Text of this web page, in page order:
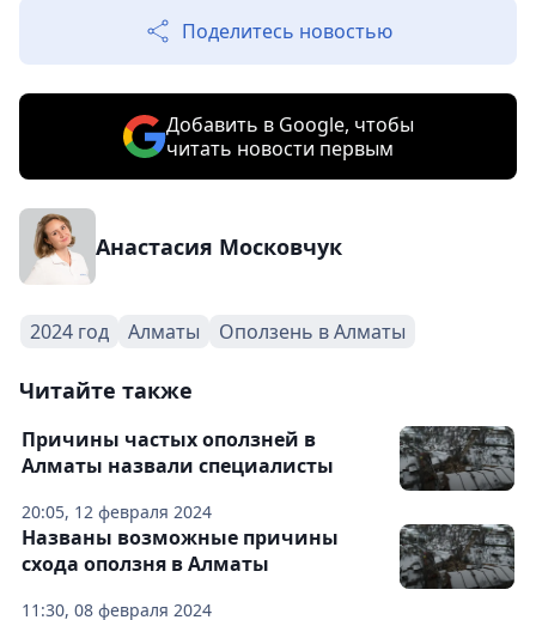
Поделитесь новостью
Добавить в Google, чтобы
читать новости первым
Анастасия Московчук
2024 год Алматы Оползень в Алматы
Читайте также
20:05, 12 февраля 2024
Причины частых оползней в
Алматы назвали специалисты
11:30, 08 февраля 2024
Названы возможные причины
схода оползня в Алматы